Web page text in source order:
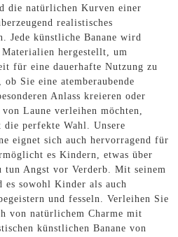
die natürlichen Kurven einer
realistisches
Jede künstliche Banane wird
hergestellt, um
für eine dauerhafte Nutzung zu
Sie eine atemberaubende
Anlass kreieren oder
Laune verleihen möchten,
die perfekte Wahl. Unsere
eignet sich auch hervorragend für
es Kindern, etwas über
tun Angst vor Verderb. Mit seinem
es sowohl Kinder als auch
und fesseln. Verleihen Sie
von natürlichem Charme mit
künstlichen Banane von